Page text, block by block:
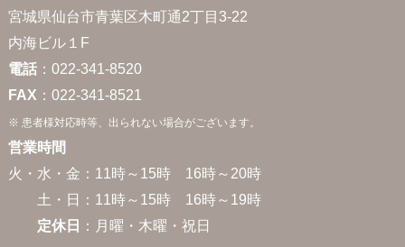
宮城県仙台市青葉区木町通2丁目3-22
内海ビル１F
電話：022-341-8520
FAX ：022-341-8521
※ 患者様対応時等、出られない場合がございます。
営業時間
火・水・金：11時～15時 16時～20時
土・日：11時～15時 16時～19時
定休日
：月曜・木曜・祝日